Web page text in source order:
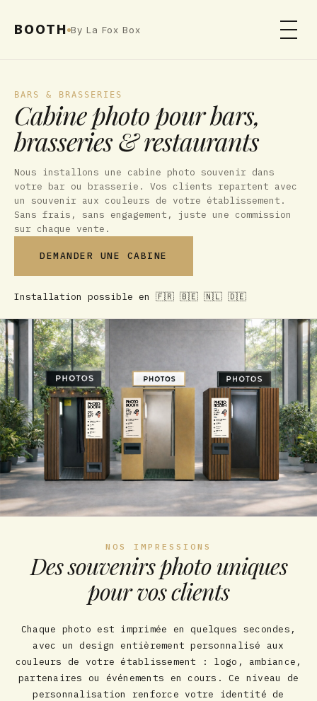
BOOTH By La Fox Box
BARS & BRASSERIES
Cabine photo pour bars,
brasseries & restaurants
Nous installons une cabine photo souvenir dans
votre bar ou brasserie. Vos clients repartent avec
un souvenir aux couleurs de votre établissement.
Sans frais, sans engagement, juste une commission
sur chaque vente.
DEMANDER UNE CABINE
Installation possible en 🇫🇷 🇧🇪 🇳🇱 🇩🇪
NOS IMPRESSIONS
Des souvenirs photo uniques
pour vos clients
Chaque photo est imprimée en quelques secondes,
avec un design entièrement personnalisé aux
couleurs de votre établissement : logo, ambiance,
partenaires ou événements en cours. Ce niveau de
personnalisation renforce votre identité de